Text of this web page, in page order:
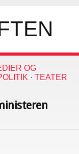
OG
· TEATER